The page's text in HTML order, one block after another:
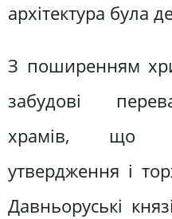
архітектура була
З поширенням
забудові
храмів, що
утвердження і
Давньоруські